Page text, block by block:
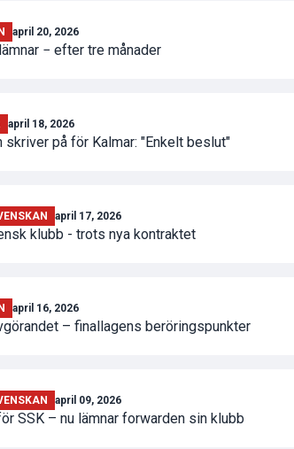
april 20, 2026
− efter tre månader
april 18, 2026
skriver på för Kalmar: "Enkelt beslut"
april 17, 2026
klubb - trots nya kontraktet
april 16, 2026
– finallagens beröringspunkter
april 09, 2026
SSK – nu lämnar forwarden sin klubb